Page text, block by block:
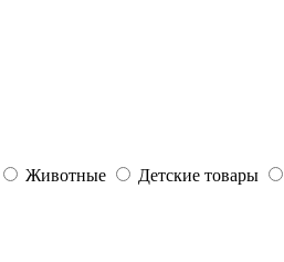
Животные Детские товары